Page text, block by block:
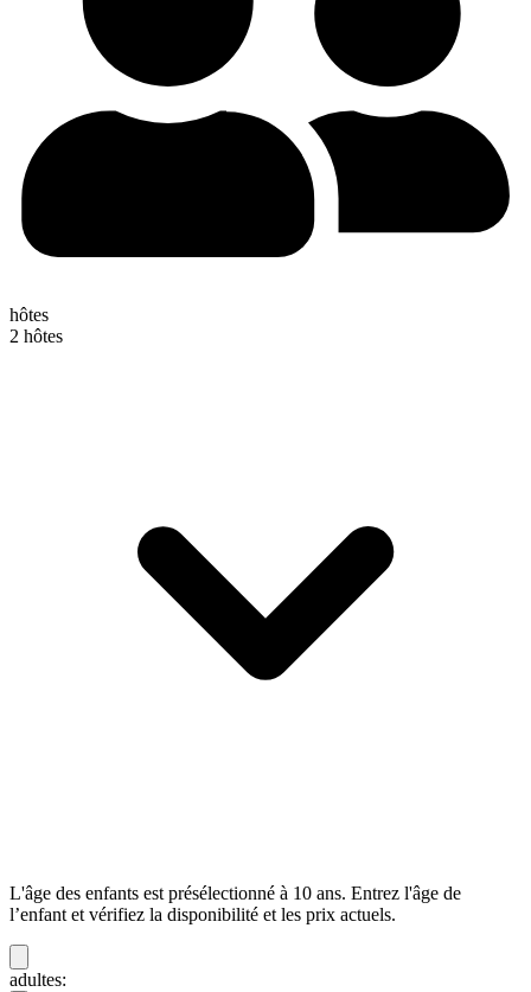
hôtes
2 hôtes
L'âge des enfants est présélectionné à 10 ans. Entrez l'âge de
l’enfant et vérifiez la disponibilité et les prix actuels.
adultes: